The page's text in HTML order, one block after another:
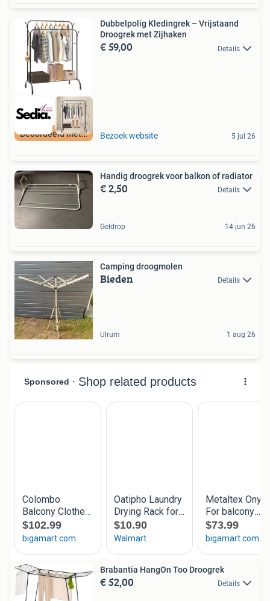
Beoordeeld met 9+
Dubbelpolig Kledingrek – Vrijstaand
Droogrek met Zijhaken
€ 59,00 Details
Bezoek website 5 jul 26
Handig droogrek voor balkon of radiator
€ 2,50 Details
Geldrop 14 jun 26
Camping droogmolen
Bieden Details
Ulrum 1 aug 26
Brabantia HangOn Too Droogrek
€ 52,00 Details